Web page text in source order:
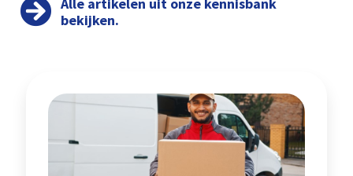
Alle artikelen uit onze kennisbank
bekijken.